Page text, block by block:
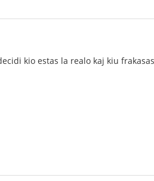
kio estas la realo kaj kiu